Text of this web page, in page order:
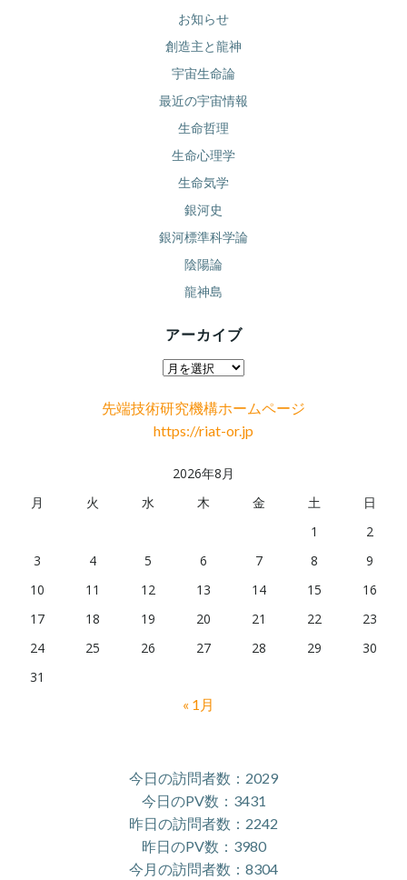
お知らせ
創造主と龍神
宇宙生命論
最近の宇宙情報
生命哲理
生命心理学
生命気学
銀河史
銀河標準科学論
陰陽論
龍神島
アーカイブ
ア
カ
イ
先端技術研究機構ホームページ
https://riat-or.jp
2026年8月
月
火 水 木 金 土
日
1
2
3
4 5 6 7 8
9
10
11 12 13 14 15
16
17
18 19 20 21 22
23
24
25 26 27 28 29
30
31
« 1月
今日の訪問者数：2029
今日のPV数：3431
昨日の訪問者数：2242
昨日のPV数：3980
今月の訪問者数：8304